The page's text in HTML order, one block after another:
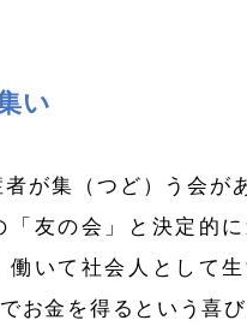
い
が集（つど）う会が
「友の会」と決定的
働いて社会人として
お金を得るという喜